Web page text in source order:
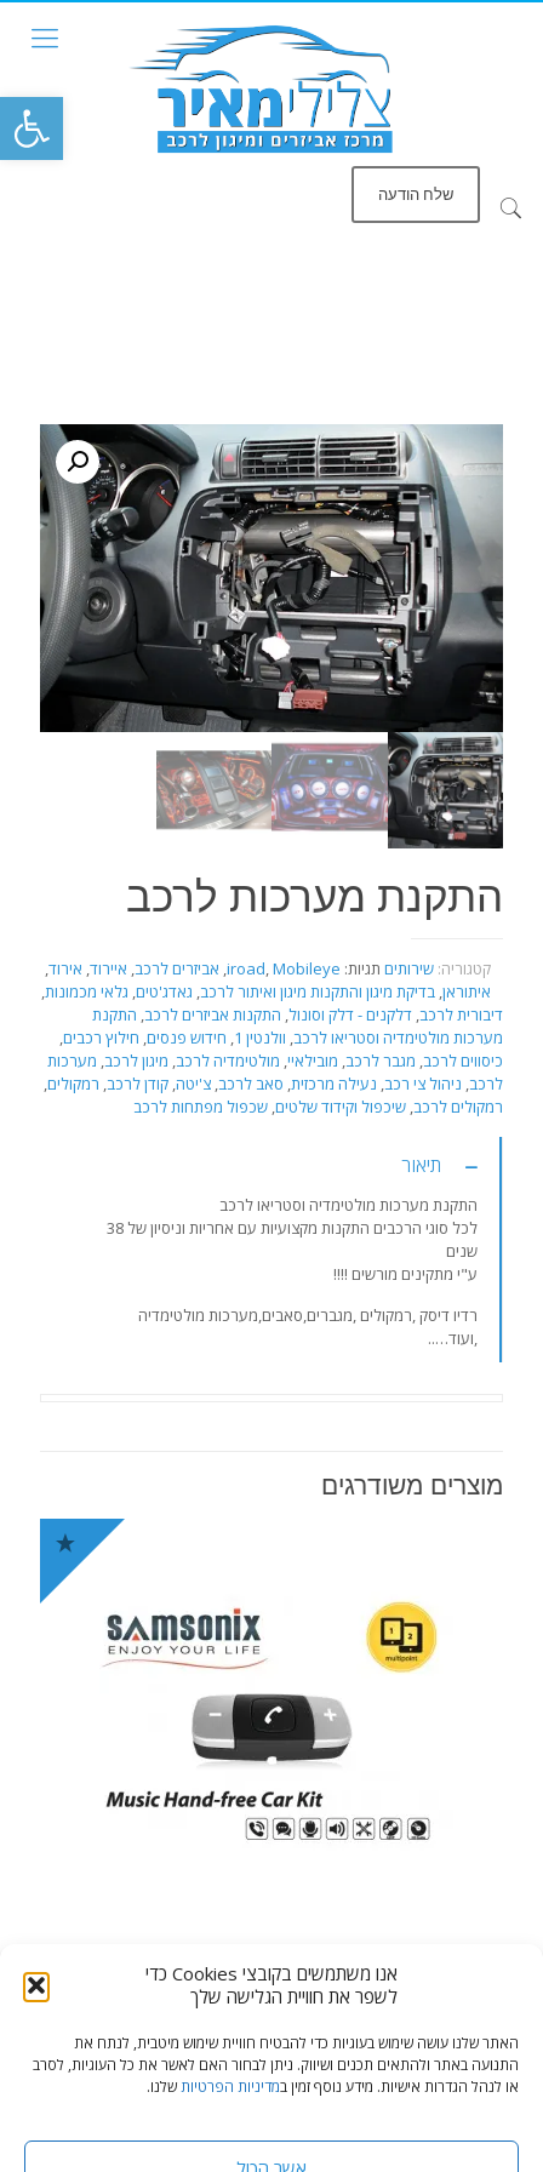
פתח
אנו משתמשים בקובצי Cookies כדי
לשפר את חוויית הגלישה שלך
האתר שלנו עושה שימוש בעוגיות כדי להבטיח חוויית שימוש מיטבית, לנתח את
התנועה באתר ולהתאים תכנים ושיווק. ניתן לבחור האם לאשר את כל העוגיות, לסרב
או לנהל הגדרות אישיות. מידע נוסף זמין במדיניות הפרטיותשלנו.
שלח הודעה
התקנת מערכות לרכב
קטגוריה: שירותים תגיות: iroad,Mobileye
, אביזרים לרכב, איירוד, אירוד,
איתוראן, בדיקת מיגון והתקנות מיגון ואיתור לרכב, גאדג'טים, גלאי מכמונות,
דיבורית לרכב, דלקנים - דלק וסונול, התקנות אביזרים לרכב, התקנת
מערכות מולטימדיה וסטריאו לרכב, וולנטין 1 , חידוש פנסים, חילוץ רכבים,
כיסווים לרכב, מגבר לרכב, מובילאיי, מולטימדיה לרכב, מיגון לרכב, מערכות
לרכב, ניהול צי רכב, נעילה מרכזית, סאב לרכב, צ'יטה, קודן לרכב, רמקולים,
רמקולים לרכב, שיכפול וקידוד שלטים, שכפול מפתחות לרכב
תיאור
התקנת מערכות מולטימדיה וסטריאו לרכב
לכל סוגי הרכבים התקנות מקצועיות עם אחריות וניסיון של 38
שנים
ע"י מתקינים מורשים !!!!
רדיו דיסק ,רמקולים ,מגברים,סאבים,מערכות מולטימדיה
,ועוד…..
מוצרים משודרגים
₪המחיר
המקורי
היה:
₪599.00.
₪390.00 המחיר
הנוכחי
הוא:
₪390.00.
מדיניות פרטיות